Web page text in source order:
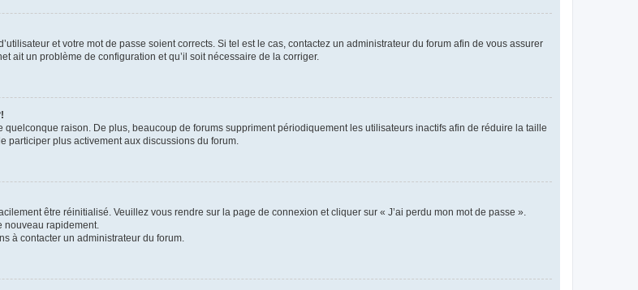
et votre mot de passe soient corrects. Si tel est le cas, contactez un administrateur du forum afin de vous assurer
ait un problème de configuration et qu’il soit nécessaire de la corriger.
quelconque raison. De plus, beaucoup de forums suppriment périodiquement les utilisateurs inactifs afin de réduire la taille
participer plus activement aux discussions du forum.
être réinitialisé. Veuillez vous rendre sur la page de connexion et cliquer sur « J’ai perdu mon mot de passe ».
nouveau rapidement.
à contacter un administrateur du forum.